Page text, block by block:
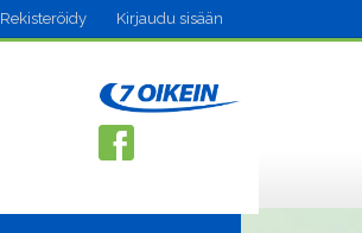
Rekisteröidy Kirjaudu sisään